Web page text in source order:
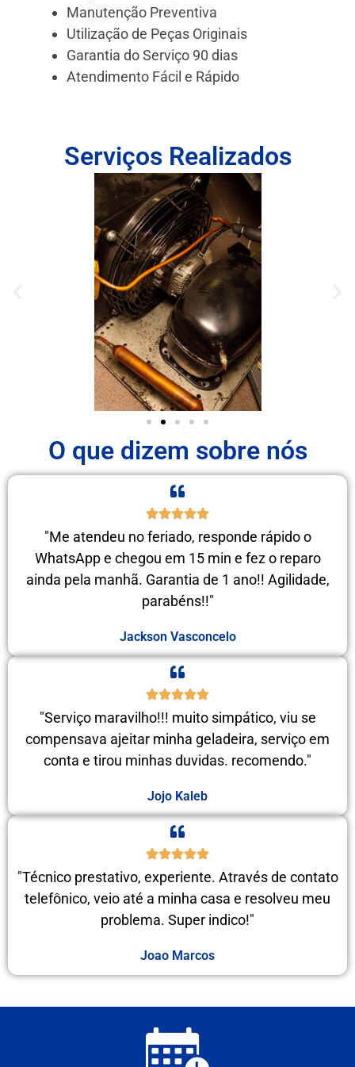
Manutenção Preventiva
Utilização de Peças Originais
Garantia do Serviço 90 dias
Atendimento Fácil e Rápido
Serviços Realizados
O que dizem sobre nós
"Me atendeu no feriado, responde rápido o
WhatsApp e chegou em 15 min e fez o reparo
ainda pela manhã. Garantia de 1 ano!! Agilidade,
parabéns!!"
Jackson Vasconcelo
"Serviço maravilho!!! muito simpático, viu se
compensava ajeitar minha geladeira, serviço em
conta e tirou minhas duvidas. recomendo."
Jojo Kaleb
"Técnico prestativo, experiente. Através de contato
telefônico, veio até a minha casa e resolveu meu
problema. Super indico!"
Joao Marcos